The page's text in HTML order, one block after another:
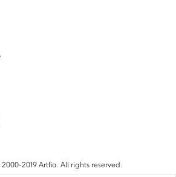
2019 Artfia. All rights reserved.